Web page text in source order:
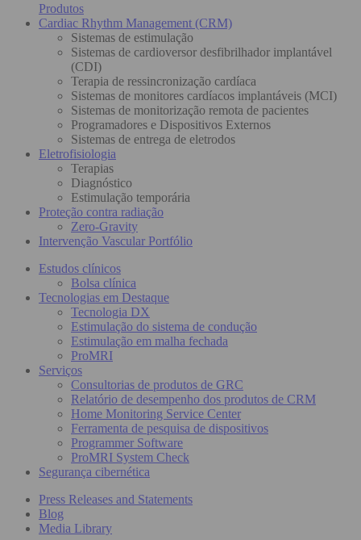
Produtos
Cardiac Rhythm Management (CRM)
Sistemas de estimulação
Sistemas de cardioversor desfibrilhador implantável
(CDI)
Terapia de ressincronização cardíaca
Sistemas de monitores cardíacos implantáveis (MCI)
Sistemas de monitorização remota de pacientes
Programadores e Dispositivos Externos
Sistemas de entrega de eletrodos
Eletrofisiologia
Terapias
Diagnóstico
Estimulação temporária
Proteção contra radiação
Zero-Gravity
Intervenção Vascular Portfólio
Estudos clínicos
Bolsa clínica
Tecnologias em Destaque
Tecnologia DX
Estimulação do sistema de condução
Estimulação em malha fechada
ProMRI
Serviços
Consultorias de produtos de GRC
Relatório de desempenho dos produtos de CRM
Home Monitoring Service Center
Ferramenta de pesquisa de dispositivos
Programmer Software
ProMRI System Check
Segurança cibernética
Press Releases and Statements
Blog
Media Library